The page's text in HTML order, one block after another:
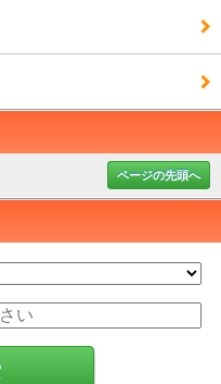
ページの先頭へ